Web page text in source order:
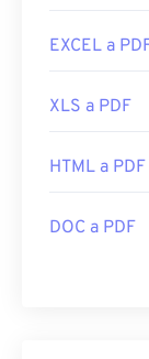
EXCEL a
XLS a PDF
HTML a PDF
DOC a PDF